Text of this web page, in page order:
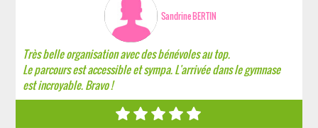
Sandrine BERTIN
Très belle organisation avec des bénévoles au top.
Le parcours est accessible et sympa. L'arrivée dans le gymnase
est incroyable. Bravo !